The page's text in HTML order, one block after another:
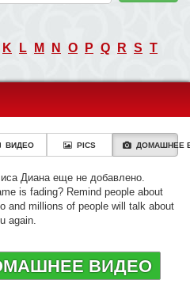
K L M N O P Q R S T
ВИДЕО PICS ДОМАШНЕЕ
Диана еще не добавлено.
is fading? Remind people about
and millions of people will talk about
again.
ВИДЕО